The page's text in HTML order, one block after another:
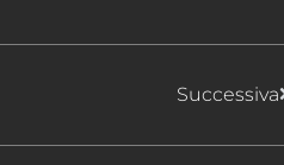
Successiva